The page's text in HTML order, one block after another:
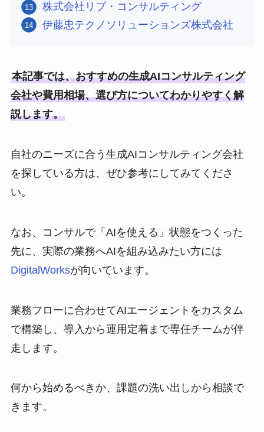
株式会社リブ・コンサルティング
伊藤忠テクノソリューションズ株式会社
本記事では、おすすめの生成AIコンサルティング
会社や費用相場、選び方についてわかりやすく解
説します。
自社のニーズに合う生成AIコンサルティング会社
を探している方は、ぜひ参考にしてみてくださ
い。
なお、コンサルで「AIを使える」状態をつくった
先に、実際の業務へAIを組み込みたい方には
DigitalWorksが向いています。
業務フローに合わせてAIエージェントをカスタム
で構築し、導入から運用定着まで専任チームが伴
走します。
何から始めるべきか、課題の洗い出しから相談で
きます。